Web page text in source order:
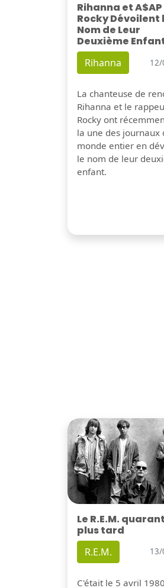
Rihanna et A$AP
Rocky Dévoilent
Nom de Leur
Deuxième
Rihanna
La chanteuse de
Rihanna et le
Rocky ont
la une des journaux
monde entier en
le nom de leur
enfant.
Le R.E.M.
plus tard
R.E.M. 13/
C'était le 5 avril 1980